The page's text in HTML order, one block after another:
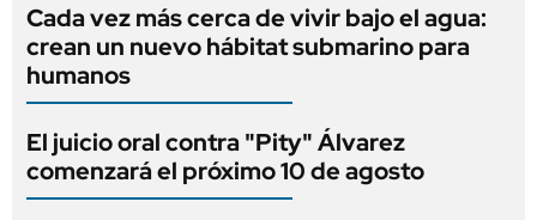
Cada vez más cerca de vivir bajo el agua:
crean un nuevo hábitat submarino para
humanos
El juicio oral contra "Pity" Álvarez
comenzará el próximo 10 de agosto